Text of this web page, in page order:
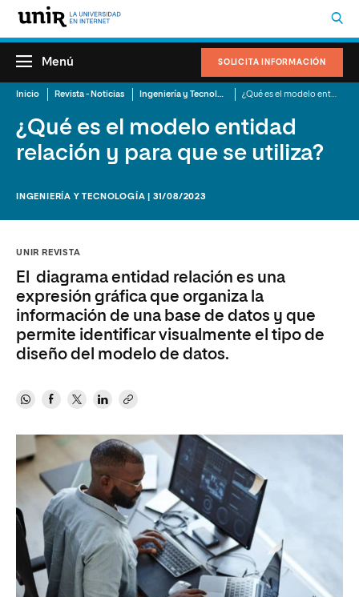
SOLICITA INFORMACIÓN
Menú
Inicio Revista - Noticias Ingeniería y Tecnología
¿Qué es el modelo entidad
relación y para que se utiliza?
INGENIERÍA Y TECNOLOGÍA | 31/08/2023
UNIR REVISTA
El diagrama entidad relación es una
expresión gráfica que organiza la
información de una base de datos y que
permite identificar visualmente el tipo de
diseño del modelo de datos.